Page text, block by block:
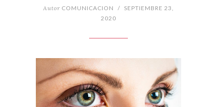
Autor COMUNICACION / SEPTIEMBRE 23,
2020